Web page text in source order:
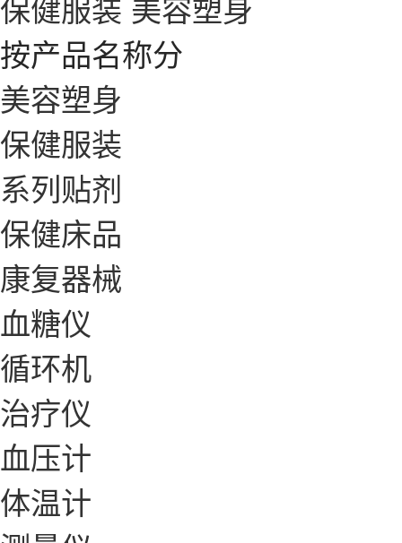
保健服装 美容塑身
按产品名称分
美容塑身
保健服装
系列贴剂
保健床品
康复器械
血糖仪
循环机
治疗仪
血压计
体温计